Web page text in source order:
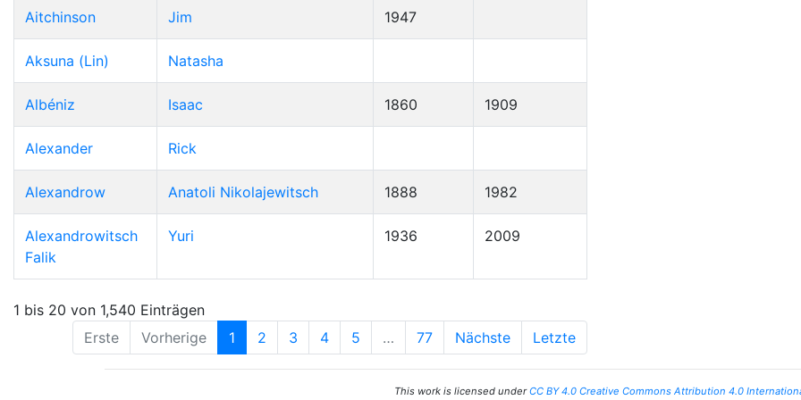
Aitchinson Jim 1947
Aksuna (Lin) Natasha
Albéniz Isaac 1860 1909
Alexander Rick
Alexandrow Anatoli Nikolajewitsch 1888 1982
Alexandrowitsch
Falik
Yuri 1936 2009
1 bis 20 von 1,540 Einträgen
Erste
Vorherige 1 2 3 4 5 … 77 Nächste Letzte
This work is licensed underCC BY 4.0 Creative Commons Attribution 4.0